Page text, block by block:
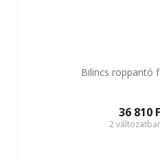
Bilincs roppantó
36 810
2